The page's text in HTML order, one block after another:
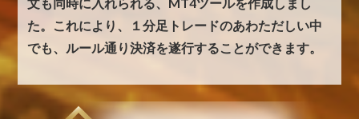
文も同時に入れられる、MT4ツールを作成しまし
た。 これにより、１分足トレードのあわただしい中
でも、ルール通り決済を遂行することができます。